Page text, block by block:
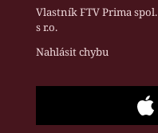
Vlastník FTV Prima spol.
s r.o.
Nahlásit chybu